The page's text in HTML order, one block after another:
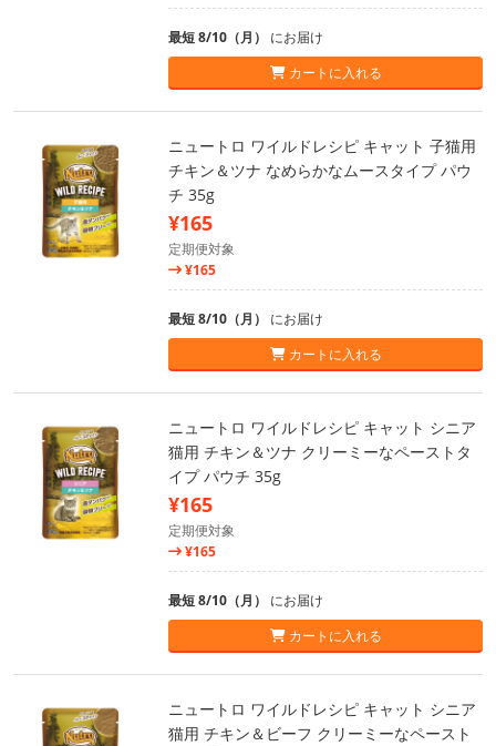
最短 8/10（月） にお届け
カートに入れる
ニュートロ ワイルドレシピ キャット 子猫用
チキン＆ツナ なめらかなムースタイプ パウ
チ 35g
¥165
定期便対象
¥165
最短 8/10（月） にお届け
カートに入れる
ニュートロ ワイルドレシピ キャット シニア
猫用 チキン＆ツナ クリーミーなペーストタ
イプ パウチ 35g
¥165
定期便対象
¥165
最短 8/10（月） にお届け
カートに入れる
ニュートロ ワイルドレシピ キャット シニア
猫用 チキン＆ビーフ クリーミーなペースト